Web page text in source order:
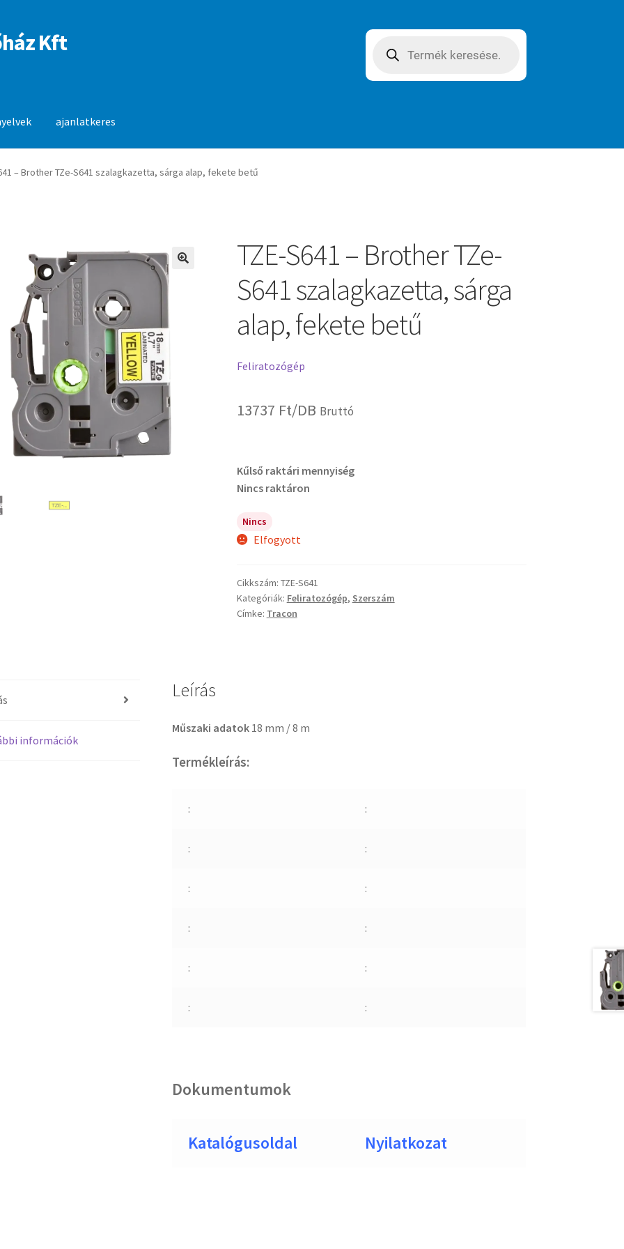
Kft search
ajanlatkeres
– Brother TZe-S641 szalagkazetta, sárga alap, fekete betű
TZE-S641 – Brother TZe-
S641 szalagkazetta, sárga
alap, fekete betű
Feliratozógép
13737 Ft/DB Bruttó
Kűlső raktári mennyiség
Nincs raktáron
Nincs
Elfogyott
Cikkszám: TZE-S641
Kategóriák: Feliratozógép, Szerszám
Címke: Tracon
információk
Leírás
Műszaki adatok 18 mm / 8 m
Termékleírás:
: :
: :
: :
: :
: :
: :
Dokumentumok
Katalógusoldal Nyilatkozat